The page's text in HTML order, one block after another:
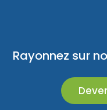
Rayonnez sur